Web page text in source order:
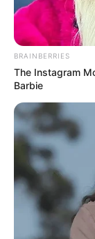
BRAINBERRIES
The Instagram
Barbie